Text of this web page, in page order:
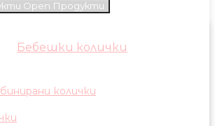
Open Продукти
Бебешки колички
колички